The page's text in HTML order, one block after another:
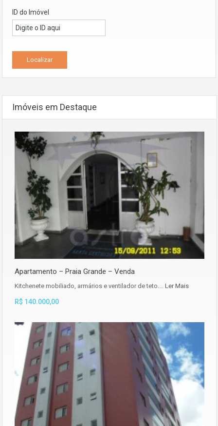
ID do Imóvel
Imóveis em Destaque
Apartamento – Praia Grande – Venda
Kitchenete mobiliado, armários e ventilador de teto.… Ler Mais
R$ 140.000,00